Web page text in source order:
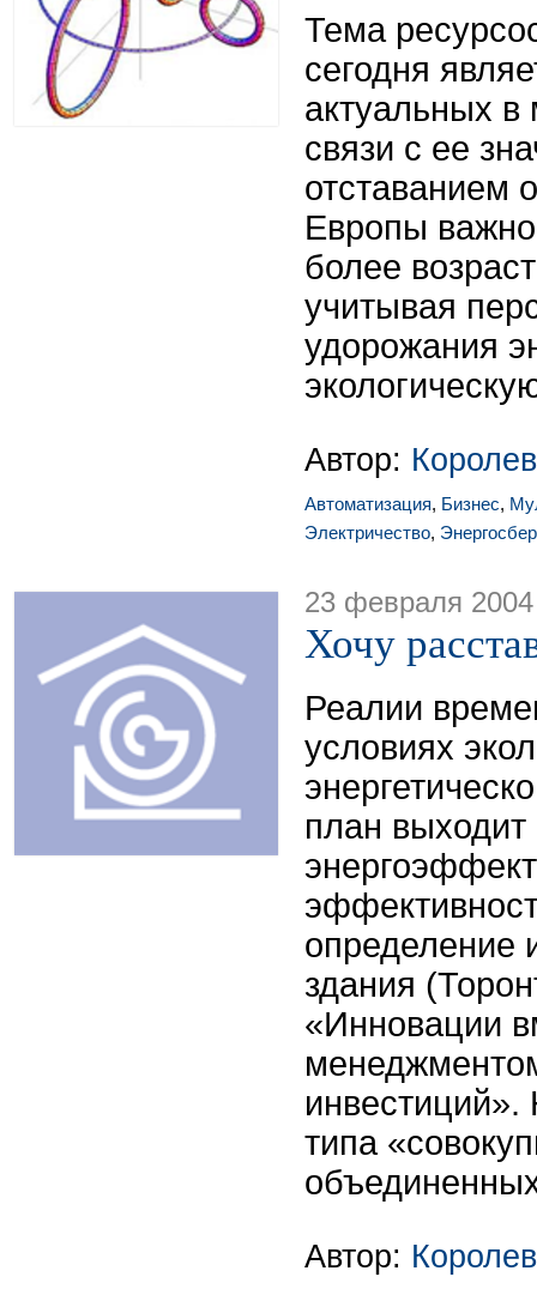
Тема
сегодня
актуальных
связи с ее
отставанием
Европы
более
учитывая
удорожания
Автор:
Автоматизация, Бизнес,
Электричество,
23 февраля 2004
Хочу
Реалии
условиях
план выходит
определение
здания
«Инновации
инвестиций».
типа
Автор: